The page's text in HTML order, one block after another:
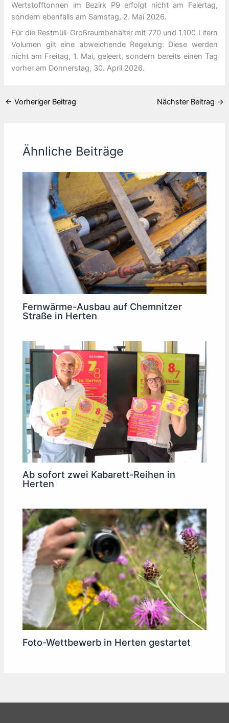
Wertstofftonnen im Bezirk P9 erfolgt nicht am Feiertag,
sondern ebenfalls am Samstag, 2. Mai 2026.
Für die Restmüll-Großraumbehälter mit 770 und 1.100 Litern
Volumen gilt eine abweichende Regelung: Diese werden
nicht am Freitag, 1. Mai, geleert, sondern bereits einen Tag
vorher am Donnerstag, 30. April 2026.
← Vorheriger Beitrag Nächster Beitrag →
Ähnliche Beiträge
Fernwärme-Ausbau auf Chemnitzer
Straße in Herten
Ab sofort zwei Kabarett-Reihen in
Herten
Foto-Wettbewerb in Herten gestartet